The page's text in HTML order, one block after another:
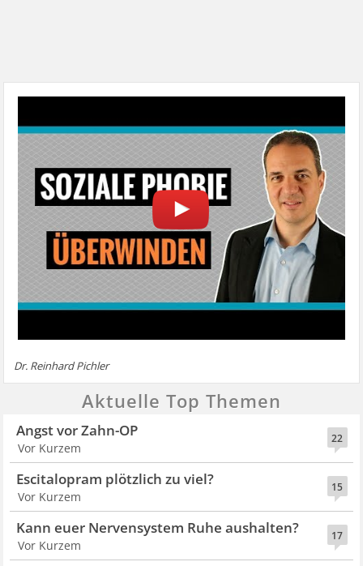
Dr. Reinhard Pichler
Aktuelle Top Themen
22
Angst vor Zahn-OP
Vor Kurzem
15
Escitalopram plötzlich zu viel?
Vor Kurzem
17
Kann euer Nervensystem Ruhe aushalten?
Vor Kurzem